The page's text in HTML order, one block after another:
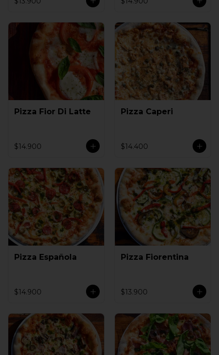
Pizza Fior Di Latte
$14.900
Pizza Caperi
$14.400
Pizza Española
$14.900
Pizza Fiorentina
$13.900